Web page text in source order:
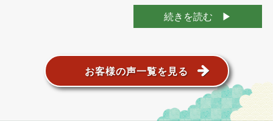
続きを読む
お客様の声一覧を見る